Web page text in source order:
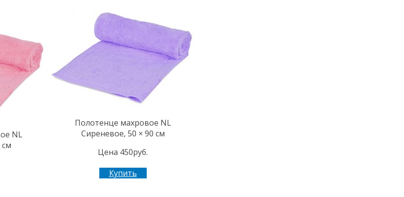
NL
см
Полотенце махровое NL
Сиреневое, 50 × 90 см
Цена 450руб.
Купить